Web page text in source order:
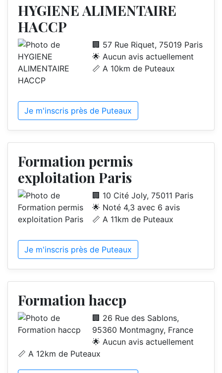
HYGIENE ALIMENTAIRE
HACCP
🏢 57 Rue Riquet, 75019 Paris
🌟 Aucun avis actuellement
📏 A 10km de Puteaux
Je m'inscris près de Puteaux
Formation permis
exploitation Paris
🏢 10 Cité Joly, 75011 Paris
🌟 Noté 4,3 avec 6 avis
📏 A 11km de Puteaux
Je m'inscris près de Puteaux
Formation haccp
🏢 26 Rue des Sablons,
95360 Montmagny, France
🌟 Aucun avis actuellement
📏 A 12km de Puteaux